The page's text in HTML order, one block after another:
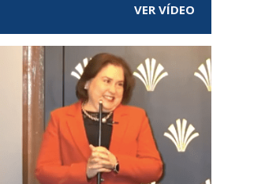
VER VÍDEO